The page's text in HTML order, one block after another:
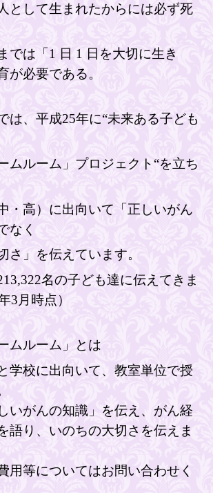
として生まれたからには必ず死
では「 1 日 1
日を大切に生き
が必要である。
、 平成25年に“未来ある子ども
ムルーム」プロジェクト“を立ち
・高）に出向いて「正しいがん
なく
さ」を伝えています。
名の子ども達に伝えてきま
3月時点）
ムルーム」とは
学校に出向いて、教室単位で授
いがんの知識」を伝え、がん経
語り、いのちの大切さを伝えま
用等についてはお問い合わせく